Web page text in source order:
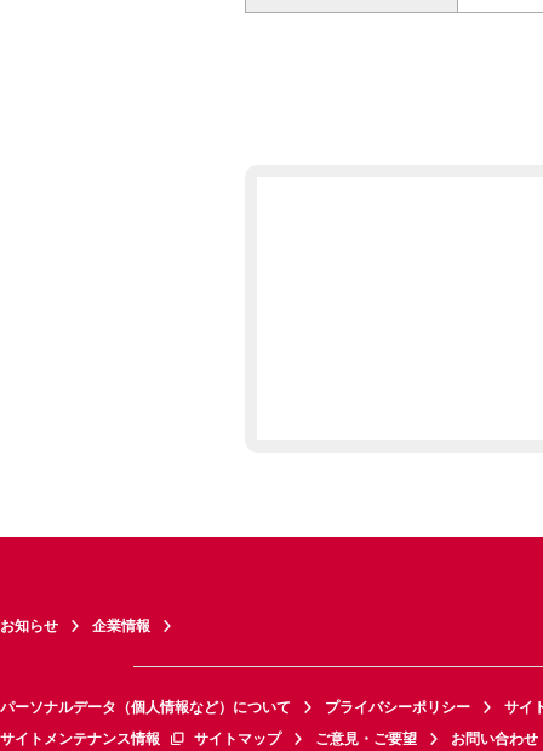
お知らせ 企業情報
パーソナルデータ（個人情報など）について プライバシーポリシー
サイ
サイトメンテナンス情報
サイトマップ ご意見・ご要望 お問い合わせ